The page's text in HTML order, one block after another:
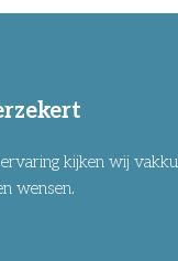
ervaring kijken wij
wensen.